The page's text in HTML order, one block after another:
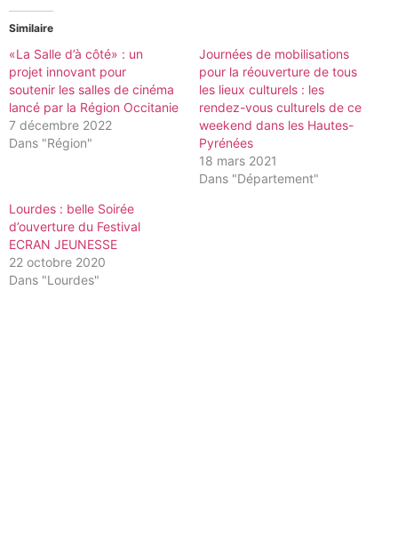
Similaire
«La Salle d’à côté» : un
projet innovant pour
soutenir les salles de cinéma
lancé par la Région Occitanie
7 décembre 2022
Dans "Région"
Journées de mobilisations
pour la réouverture de tous
les lieux culturels : les
rendez-vous culturels de ce
weekend dans les Hautes-
Pyrénées
18 mars 2021
Dans "Département"
Lourdes : belle Soirée
d’ouverture du Festival
ECRAN JEUNESSE
22 octobre 2020
Dans "Lourdes"